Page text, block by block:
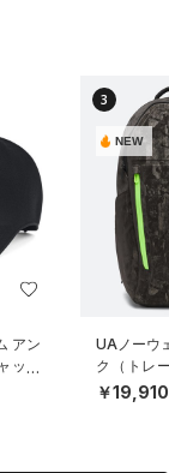
アン
ップ
3
NEW
UAノーウ
ク（トレ
X）
￥19,910